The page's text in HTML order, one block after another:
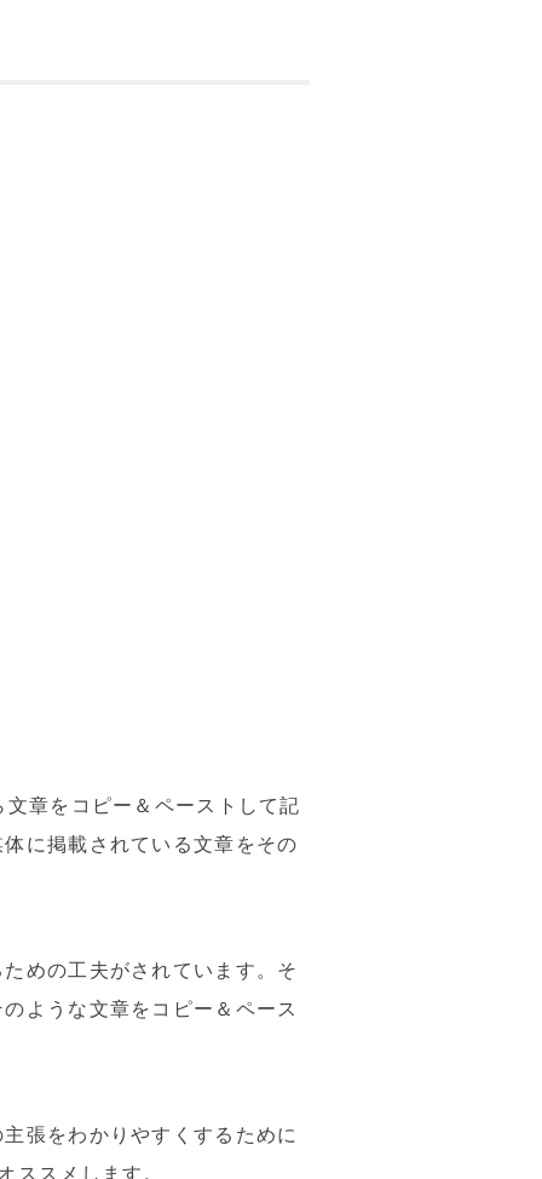
章をコピー＆ペーストして記
に掲載されている文章をその
めの工夫がされています。そ
ような文章をコピー＆ペース
張をわかりやすくするために
ススメします。